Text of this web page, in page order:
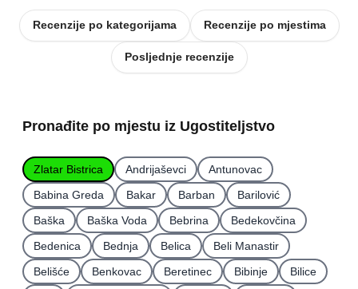
Recenzije po kategorijama Recenzije po mjestima
Posljednje recenzije
Pronađite po mjestu iz Ugostiteljstvo
Zlatar Bistrica Andrijaševci
Antunovac
Babina Greda
Bakar Barban
Barilović
Baška
Baška Voda Bebrina
Bedekovčina
Bedenica
Bednja Belica
Beli Manastir
Belišće
Benkovac Beretinec Bibinje
Bilice